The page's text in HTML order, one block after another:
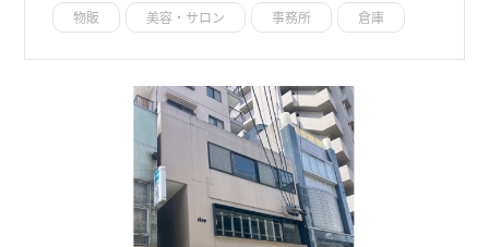
物販 美容・サロン 事務所 倉庫